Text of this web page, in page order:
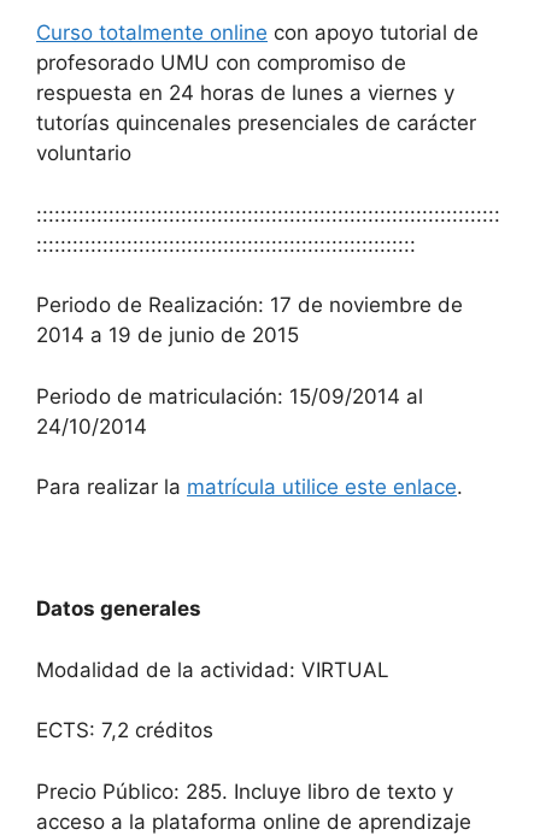
Curso totalmente online con apoyo tutorial de
profesorado UMU con compromiso de
respuesta en 24 horas de lunes a viernes y
tutorías quincenales presenciales de carácter
voluntario
:::::::::::::::::::::::::::::::::::::::::::::::::::::::::::::::::::::::::::::
:::::::::::::::::::::::::::::::::::::::::::::::::::::::::::::::
Periodo de Realización: 17 de noviembre de
2014 a 19 de junio de 2015
Periodo de matriculación: 15/09/2014 al
24/10/2014
Para realizar la matrícula utilice este enlace.
Datos generales
Modalidad de la actividad: VIRTUAL
ECTS: 7,2 créditos
Precio Público: 285. Incluye libro de texto y
acceso a la plataforma online de aprendizaje